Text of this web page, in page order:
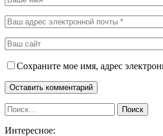
Сохраните мое имя, адрес
Интересное: